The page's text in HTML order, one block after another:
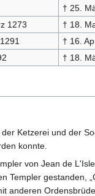
† 25.
1273 † 18.
† 16.
† 18.
Ketzerei und der
konnte.
von Jean de
Templer gestanden,
anderen